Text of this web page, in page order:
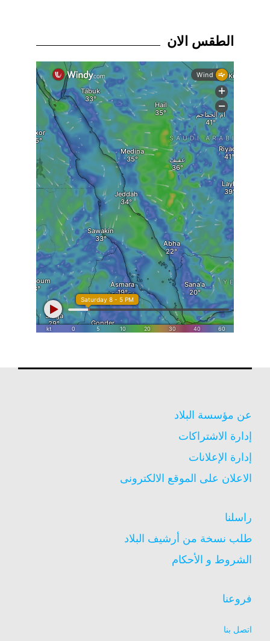
الطقس الان
عن مؤسسة البلاد
إدارة الاشتراكات
إدارة الإعلانات
الاعلان على الموقع الالكترونى
راسلنا
طلب نسخة من أرشيف البلاد
الشروط و الأحكام
فروعنا
اتصل بنا